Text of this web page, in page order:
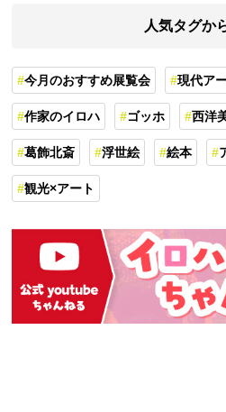
人気タグか
今月のおすすめ展覧会 現代ア
作家のイロハ ゴッホ 西洋
葛飾北斎 浮世絵 絵本
観光×アート